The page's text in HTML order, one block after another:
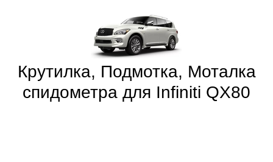
Крутилка, Подмотка, Моталка
спидометра для Infiniti QX80